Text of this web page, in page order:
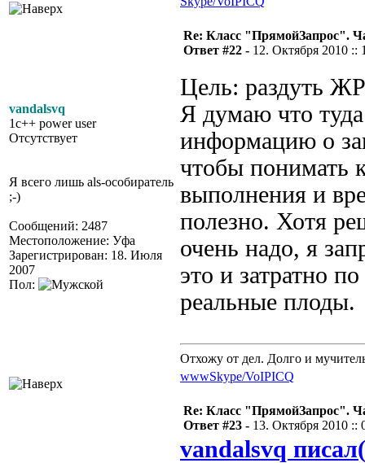
vandalsvq
1c++ power user
Отсутствует
Я всего лишь als-особиратель
;-)
Сообщений: 2487
Местоположение: Уфа
Зарегистрирован: 18. Июля
2007
Пол:
Re: Класс "ПрямойЗапрос".
Ответ #22 - 12. Октября 2010 ::
Цель: раздуть
Я думаю что
информацию о
чтобы понимать
выполнения и
полезно. Хотя
очень надо, я
это и затратно
реальные плоды.
Отхожу от дел. Долго и
wwwSkype/VoIPICQ
Re: Класс "ПрямойЗапрос".
Ответ #23 - 13. Октября 2010 ::
vandalsvq